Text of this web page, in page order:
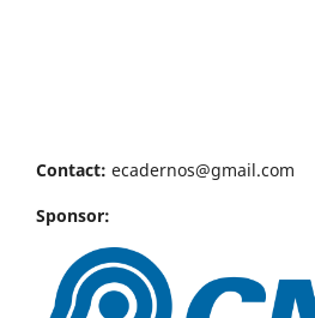
Contact: ecadernos@gmail.com
Sponsor: